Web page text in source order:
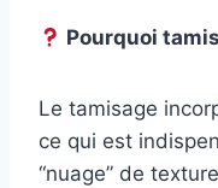
Pourquoi
Le tamisage
ce qui est
“nuage” de